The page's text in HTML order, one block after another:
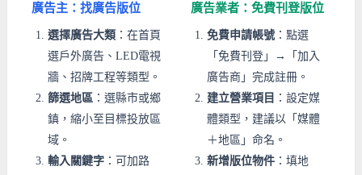
廣告主：找廣告版位
選擇廣告大類 ：在首頁
選戶外廣告、LED電視
牆、招牌工程等類型。
篩選地區 ：選縣市或鄉
鎮，縮小至目標投放區
域。
輸入關鍵字 ：可加路
廣告業者：免費刊登版位
免費申請帳號 ：點選
「免費刊登」→「加入
廣告商」完成註冊。
建立營業項目 ：設定媒
體類型，建議以「媒體
＋地區」命名。
新增版位物件 ：填地